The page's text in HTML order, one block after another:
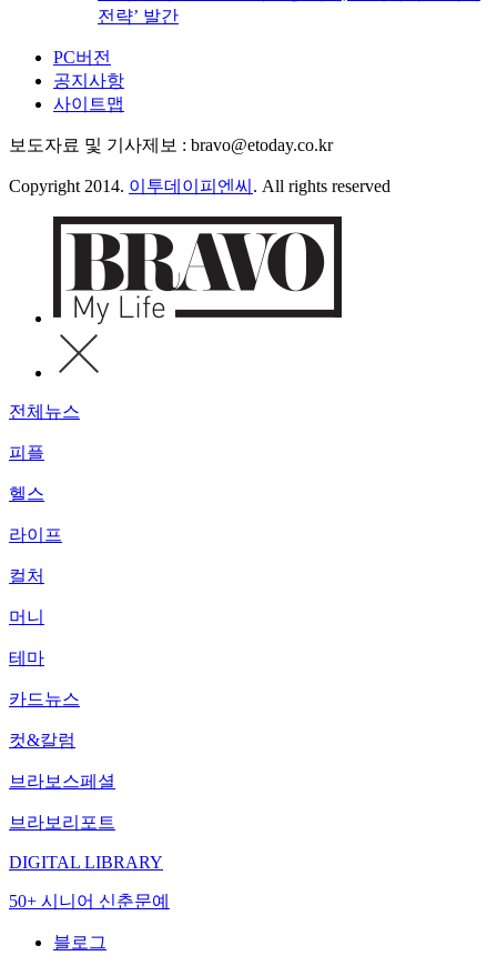
전략’ 발간
PC버전
공지사항
사이트맵
보도자료 및 기사제보 : bravo@etoday.co.kr
Copyright 2014. 이투데이피엔씨 . All rights reserved
전체뉴스
피플
헬스
라이프
컬처
머니
테마
카드뉴스
컷&칼럼
브라보스페셜
브라보리포트
DIGITAL LIBRARY
50+ 시니어 신춘문예
블로그